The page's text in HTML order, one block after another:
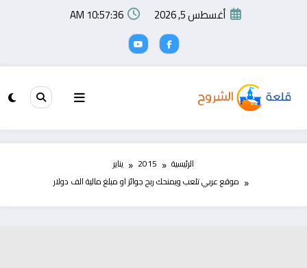
أغسطس 5, 2026 10:57:37 AM
الرئيسية 2015
يناير
موقع عربي تلعب ويمنحك ربح جوائز او مبلغ مالية الف دولار